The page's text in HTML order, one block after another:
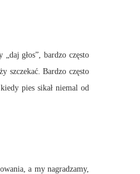
głos”, bardzo często
szczekać. Bardzo często
pies sikał niemal od
a my nagradzamy,